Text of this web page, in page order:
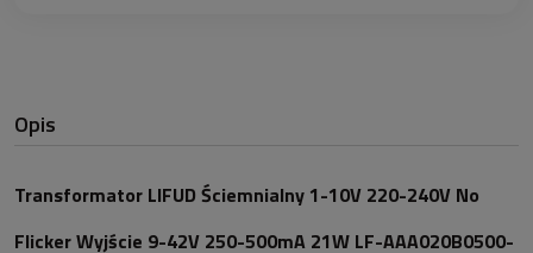
Opis
Transformator LIFUD Ściemnialny 1-10V 220-240V No
Flicker Wyjście 9-42V 250-500mA 21W LF-AAA020B0500-